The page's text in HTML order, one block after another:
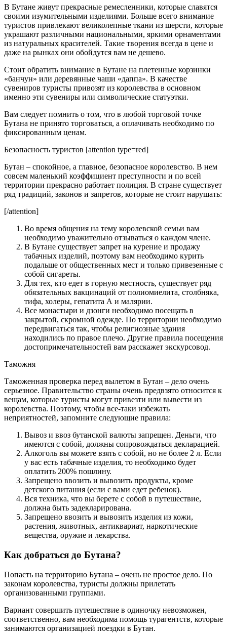
В Бутане живут прекрасные ремесленники, которые славятся
своими изумительными изделиями. Больше всего внимание
туристов привлекают великолепные ткани из шерсти, которые
украшают различными национальными, яркими орнаментами
из натуральных красителей. Такие творения всегда в цене и
даже на рынках они обойдутся вам не дешево.
Стоит обратить внимание в Бутане на плетенные корзинки
«банчун» или деревянные чаши «даппа». В качестве
сувениров туристы привозят из королевства в основном
именно эти сувениры или символические статуэтки.
Вам следует помнить о том, что в любой торговой точке
Бутана не принято торговаться, а оплачивать необходимо по
фиксированным ценам.
Безопасность туристов [attention type=red]
Бутан – спокойное, а главное, безопасное королевство. В нем
совсем маленький коэффициент преступности и по всей
территории прекрасно работает полиция. В стране существует
ряд традиций, законов и запретов, которые не стоит нарушать:
[/attention]
Во время общения на тему королевской семьи вам
необходимо уважительно отзываться о каждом члене.
В Бутане существует запрет на курение и продажу
табачных изделий, поэтому вам необходимо курить
подальше от общественных мест и только привезенные с
собой сигареты.
Для тех, кто едет в горную местность, существует ряд
обязательных вакцинаций от полиомиелита, столбняка,
тифа, холеры, гепатита А и малярии.
Все монастыри и дзонги необходимо посещать в
закрытой, скромной одежде. По территории необходимо
передвигаться так, чтобы религиозные здания
находились по правое плечо. Другие правила посещения
достопримечательностей вам расскажет экскурсовод.
Таможня
Таможенная проверка перед вылетом в Бутан – дело очень
серьезное. Правительство страны очень предвзято относится к
вещам, которые туристы могут привезти или вывести из
королевства. Поэтому, чтобы все-таки избежать
неприятностей, запомните следующие правила:
Вывоз и ввоз бутанской валюты запрещен. Деньги, что
имеются с собой, должны сопровождаться декларацией.
Алкоголь вы можете взять с собой, но не более 2 л. Если
у вас есть табачные изделия, то необходимо будет
оплатить 200% пошлину.
Запрещено ввозить и вывозить продукты, кроме
детского питания (если с вами едет ребенок).
Вся техника, что вы берете с собой в путешествие,
должна быть задекларирована.
Запрещено ввозить и вывозить изделия из кожи,
растения, животных, антиквариат, наркотические
вещества, оружие и лекарства.
Как добраться до Бутана?
Попасть на территорию Бутана – очень не простое дело. По
законам королевства, туристы должны прилетать
организованными группами.
Вариант совершить путешествие в одиночку невозможен,
соответственно, вам необходима помощь турагентств, которые
занимаются организацией поездки в Бутан.